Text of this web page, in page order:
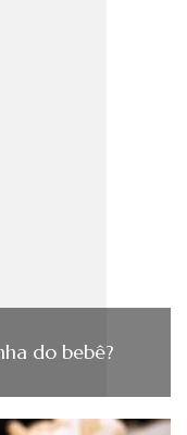
do bebê?